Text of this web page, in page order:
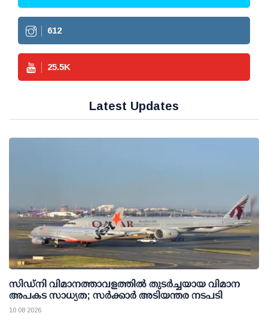
612
25.5K
Latest Updates
സിഡ്‌നി വിമാനത്താവളത്തില്‍ തുടര്‍ച്ചയായ വിമാന
അപകട സാധ്യത; സര്‍ക്കാര്‍ അടിയന്തര നടപടി
10 08 2026